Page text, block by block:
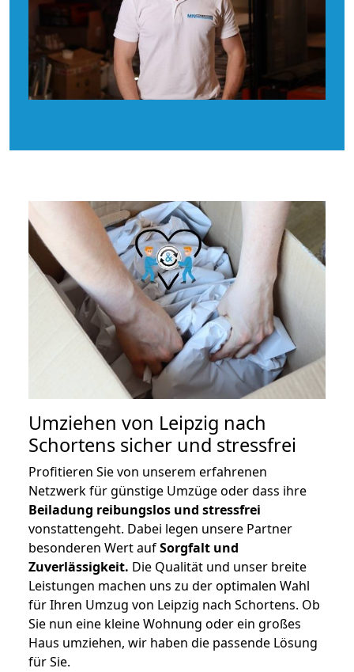
Umziehen von Leipzig nach
Schortens sicher und stressfrei
Profitieren Sie von unserem erfahrenen
Netzwerk für günstige Umzüge oder dass ihre
Beiladung reibungslos und stressfrei
vonstattengeht. Dabei legen unsere Partner
besonderen Wert aufSorgfalt und
Zuverlässigkeit. Die Qualität und unser breite
Leistungen machen uns zu der optimalen Wahl
für Ihren Umzug von Leipzig nach Schortens. Ob
Sie nun eine kleine Wohnung oder ein großes
Haus umziehen, wir haben die passende Lösung
für Sie.